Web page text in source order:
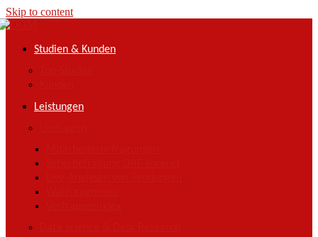
Skip to content
Studien & Kunden
Leistungen